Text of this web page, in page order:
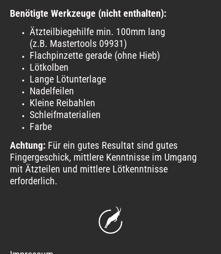
Benötigte Werkzeuge (nicht enthalten):
Ätzteilbiegehilfe min. 100mm lang
(z.B. Mastertools 09931)
Flachpinzette gerade (ohne Hieb)
Lötkolben
Lange Lötunterlage
Nadelfeilen
Kleine Reibahlen
Schleifmaterialien
Farbe
Achtung: Für ein gutes Resultat sind gutes
Fingergeschick, mittlere Kenntnisse im Umgang
mit Ätzteilen und mittlere Lötkenntnisse
erforderlich.